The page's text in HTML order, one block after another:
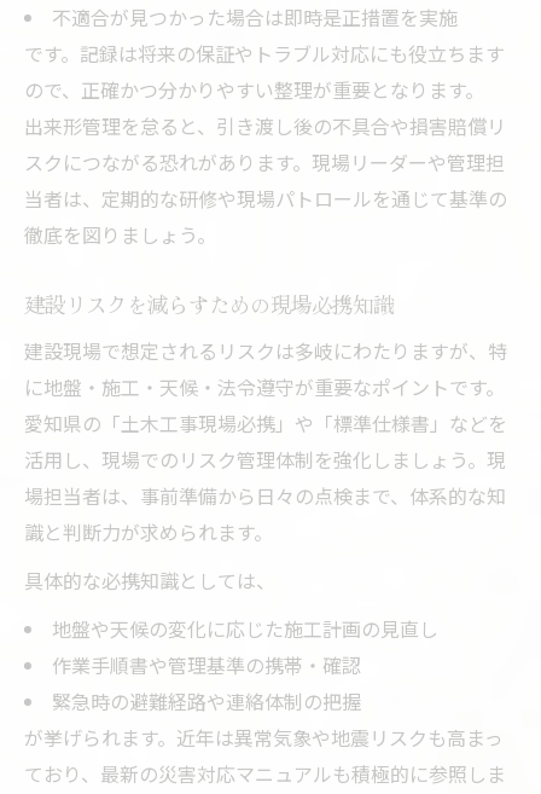
不適合が見つかった場合は即時是正措置を実施
です。記録は将来の保証やトラブル対応にも役立ちます
ので、正確かつ分かりやすい整理が重要となります。
出来形管理を怠ると、引き渡し後の不具合や損害賠償リ
スクにつながる恐れがあります。現場リーダーや管理担
当者は、定期的な研修や現場パトロールを通じて基準の
徹底を図りましょう。
建設リスクを減らすための現場必携知識
建設現場で想定されるリスクは多岐にわたりますが、特
に地盤・施工・天候・法令遵守が重要なポイントです。
愛知県の「土木工事現場必携」や「標準仕様書」などを
活用し、現場でのリスク管理体制を強化しましょう。現
場担当者は、事前準備から日々の点検まで、体系的な知
識と判断力が求められます。
具体的な必携知識としては、
地盤や天候の変化に応じた施工計画の見直し
作業手順書や管理基準の携帯・確認
緊急時の避難経路や連絡体制の把握
が挙げられます。近年は異常気象や地震リスクも高まっ
ており、最新の災害対応マニュアルも積極的に参照しま